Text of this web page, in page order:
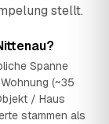
stellt.
Spanne
(~35
/ Haus
stammen als